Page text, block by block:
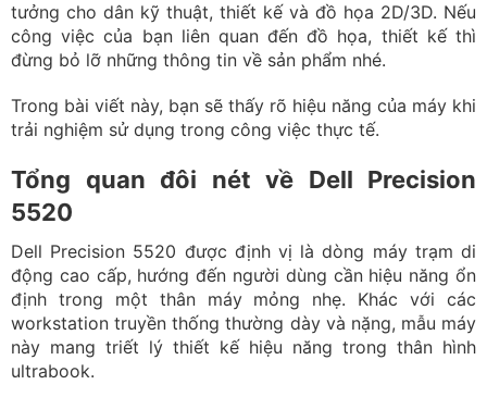
tưởng cho dân kỹ thuật, thiết kế và đồ họa 2D/3D. Nếu
công việc của bạn liên quan đến đồ họa, thiết kế thì
đừng bỏ lỡ những thông tin về sản phẩm nhé.
Trong bài viết này, bạn sẽ thấy rõ hiệu năng của máy khi
trải nghiệm sử dụng trong công việc thực tế.
Tổng quan đôi nét về Dell Precision
5520
Dell Precision 5520 được định vị là dòng máy trạm di
động cao cấp, hướng đến người dùng cần hiệu năng ổn
định trong một thân máy mỏng nhẹ. Khác với các
workstation truyền thống thường dày và nặng, mẫu máy
này mang triết lý thiết kế hiệu năng trong thân hình
ultrabook.